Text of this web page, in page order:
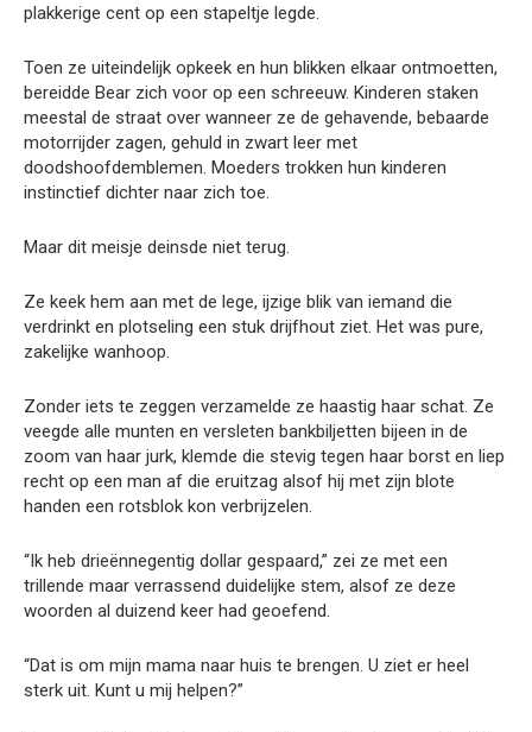
plakkerige cent op een stapeltje legde.
Toen ze uiteindelijk opkeek en hun blikken elkaar ontmoetten,
bereidde Bear zich voor op een schreeuw. Kinderen staken
meestal de straat over wanneer ze de gehavende, bebaarde
motorrijder zagen, gehuld in zwart leer met
doodshoofdemblemen. Moeders trokken hun kinderen
instinctief dichter naar zich toe.
Maar dit meisje deinsde niet terug.
Ze keek hem aan met de lege, ijzige blik van iemand die
verdrinkt en plotseling een stuk drijfhout ziet. Het was pure,
zakelijke wanhoop.
Zonder iets te zeggen verzamelde ze haastig haar schat. Ze
veegde alle munten en versleten bankbiljetten bijeen in de
zoom van haar jurk, klemde die stevig tegen haar borst en liep
recht op een man af die eruitzag alsof hij met zijn blote
handen een rotsblok kon verbrijzelen.
“Ik heb drieënnegentig dollar gespaard,” zei ze met een
trillende maar verrassend duidelijke stem, alsof ze deze
woorden al duizend keer had geoefend.
“Dat is om mijn mama naar huis te brengen. U ziet er heel
sterk uit. Kunt u mij helpen?”